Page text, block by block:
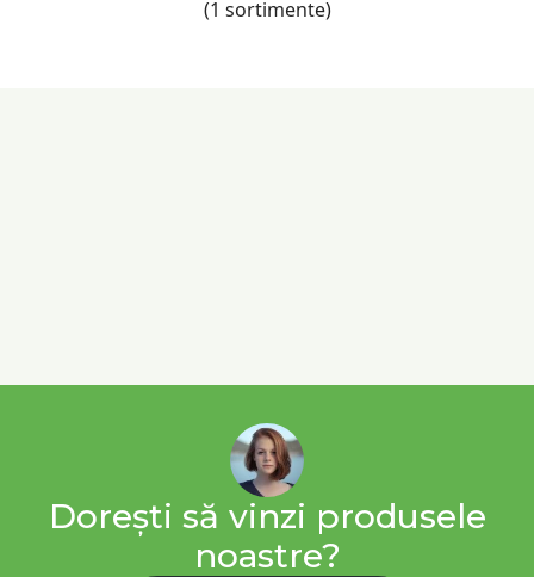
(1 sortimente)
Dorești să vinzi produsele
noastre?